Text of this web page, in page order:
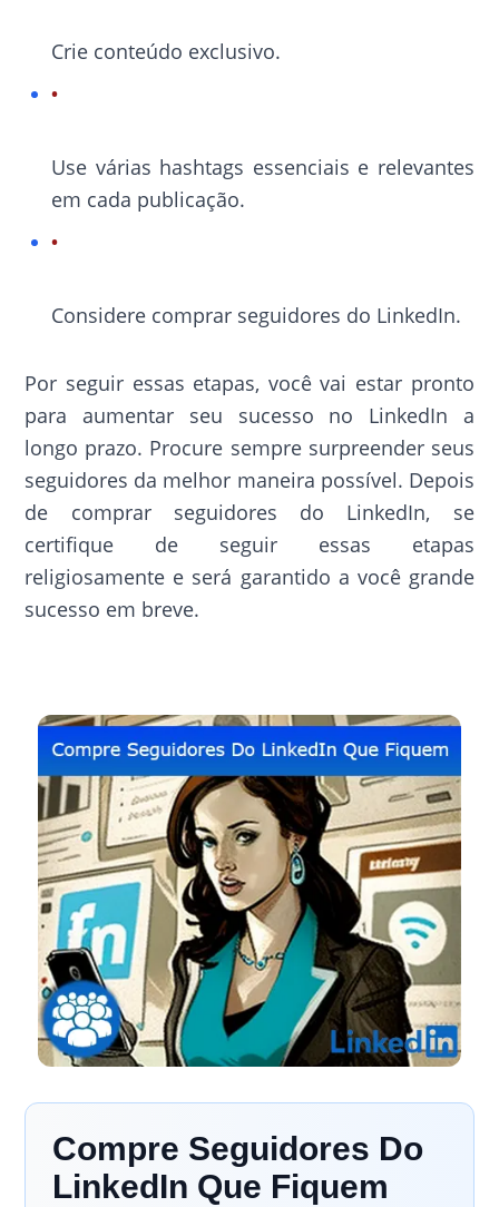
Crie conteúdo exclusivo.
Use várias hashtags essenciais e relevantes
em cada publicação.
Considere comprar seguidores do LinkedIn.
Por seguir essas etapas, você vai estar pronto
para aumentar seu sucesso no LinkedIn a
longo prazo. Procure sempre surpreender seus
seguidores da melhor maneira possível. Depois
de comprar seguidores do LinkedIn, se
certifique de seguir essas etapas
religiosamente e será garantido a você grande
sucesso em breve.
Compre Seguidores Do
LinkedIn Que Fiquem